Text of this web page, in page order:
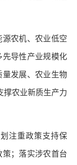
农机、农业低空
导性产业规模化
量发展、农业生物
撑农业新质生产力
注重政策支持保
；落实涉农首台